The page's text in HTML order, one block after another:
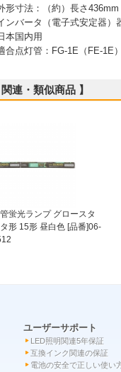
形寸法：（約）長さ436mm
ンバータ（電子式安定器）
本国内用
合点灯管：FG-1E（FE-1E
関連・類似商品 】
蛍光ランプ グロースタ
形 15形 昼白色 [品番]06-
ユーザーサポート
LED照明関連5年保証
互換インク関連の保証
電池の安全で正しい使い